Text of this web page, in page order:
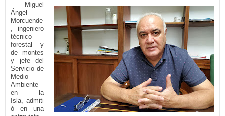
Miguel
Ángel
Morcuende
, ingeniero
técnico
forestal y
de montes
y jefe del
Servicio de
Medio
Ambiente
en la
Isla, admiti
ó en una